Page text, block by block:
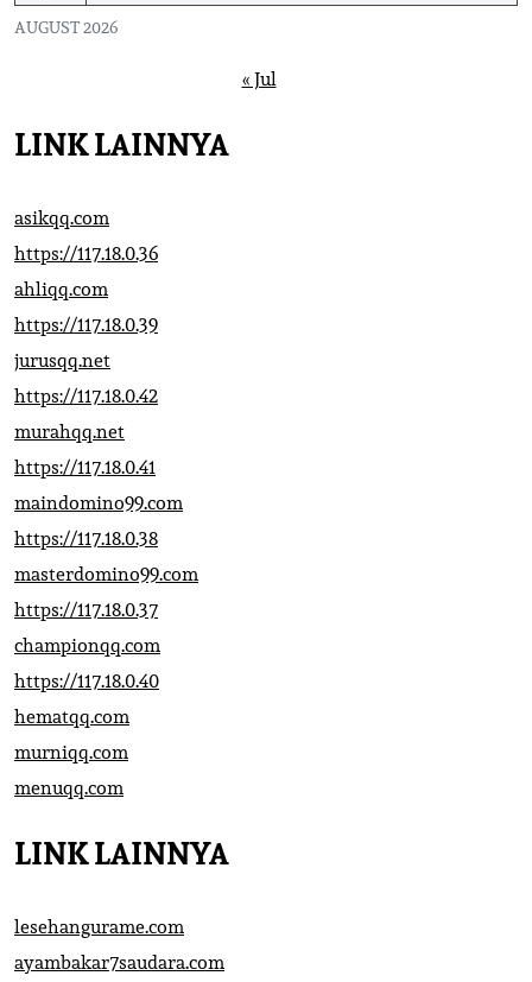
AUGUST 2026
« Jul
LINK LAINNYA
asikqq.com
https://117.18.0.36
ahliqq.com
https://117.18.0.39
jurusqq.net
https://117.18.0.42
murahqq.net
https://117.18.0.41
maindomino99.com
https://117.18.0.38
masterdomino99.com
https://117.18.0.37
championqq.com
https://117.18.0.40
hematqq.com
murniqq.com
menuqq.com
LINK LAINNYA
lesehangurame.com
ayambakar7saudara.com